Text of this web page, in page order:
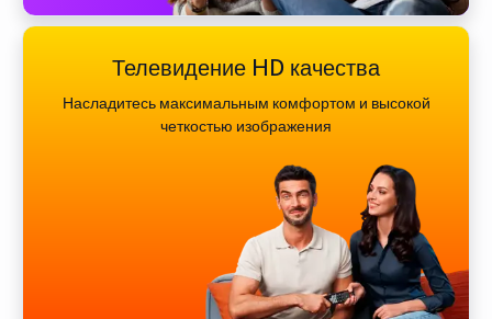
Телевидение HD качества
Насладитесь максимальным комфортом и высокой
четкостью изображения